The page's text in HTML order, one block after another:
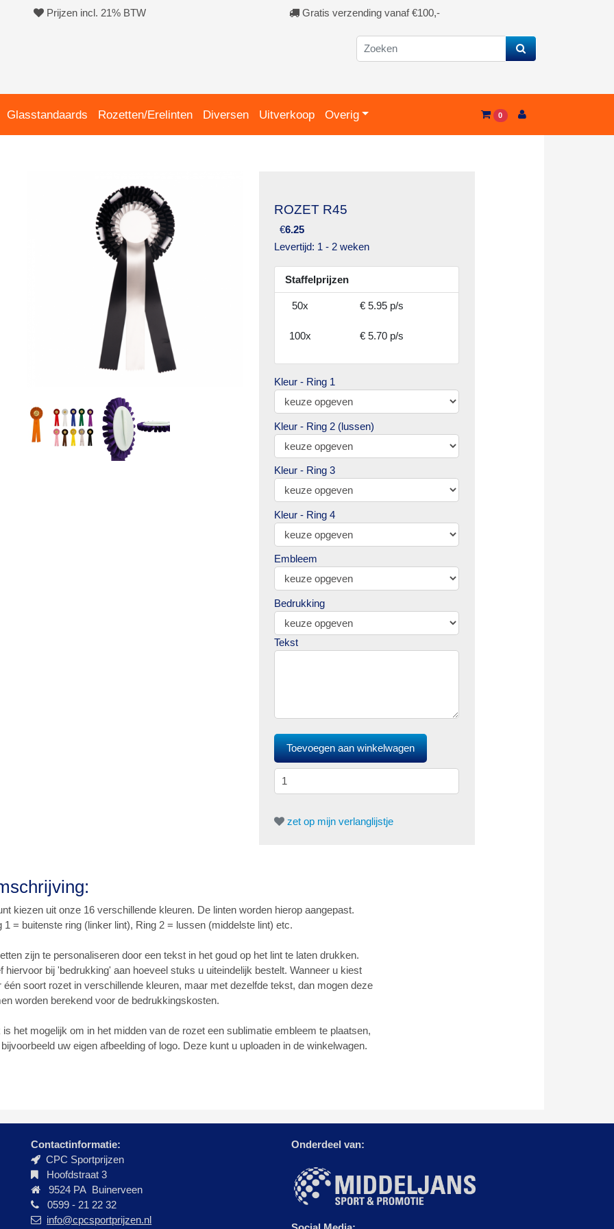
Prijzen incl. 21% BTW Gratis verzending vanaf €100,-
Glasstandaards Rozetten/Erelinten Diversen Uitverkoop Overig 0
ROZET R45
€6.25
Levertijd: 1 - 2 weken
Staffelprijzen
50x € 5.95 p/s
100x € 5.70 p/s
Kleur - Ring 1
Kleur - Ring 2 (lussen)
Kleur - Ring 3
Kleur - Ring 4
Embleem
Bedrukking
Tekst
zet op mijn verlanglijstje
kiezen uit onze 16 verschillende kleuren. De linten worden hierop aangepast.
1 = buitenste ring (linker lint), Ring 2 = lussen (middelste lint) etc.
zijn te personaliseren door een tekst in het goud op het lint te laten drukken.
hiervoor bij 'bedrukking' aan hoeveel stuks u uiteindelijk bestelt. Wanneer u kiest
één soort rozet in verschillende kleuren, maar met dezelfde tekst, dan mogen deze
worden berekend voor de bedrukkingskosten.
is het mogelijk om in het midden van de rozet een sublimatie embleem te plaatsen,
uw eigen afbeelding of logo. Deze kunt u uploaden in de winkelwagen.
Contactinformatie:
CPC Sportprijzen
Hoofdstraat 3
9524 PA Buinerveen
0599 - 21 22 32
info@cpcsportprijzen.nl
Onderdeel van: